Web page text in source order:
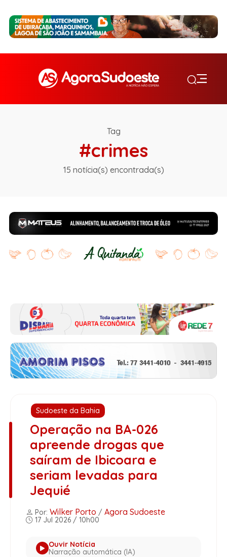
Tag
#crimes
15 notícia(s) encontrada(s)
Sudoeste da Bahia
Operação na BA-026
apreende drogas que
saíram de Ibicoara e
seriam levadas para
Jequié
Por: Wilker Porto / Agora Sudoeste
17 Jul 2026 / 10h00
Ouvir Notícia
Narração automática (IA)